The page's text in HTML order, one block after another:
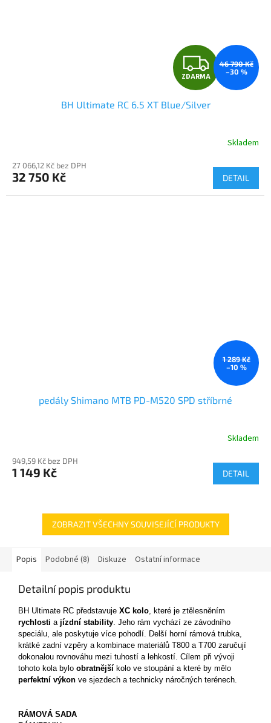
Z
D
A
M
A
ZDARMA
46 790 Kč
–30 %
BH Ultimate RC 6.5 XT Blue/Silver
Skladem
27 066,12 Kč bez DPH
32 750 Kč DETAIL
1 289 Kč
–10 %
pedály Shimano MTB PD-M520 SPD stříbrné
Skladem
949,59 Kč bez DPH
1 149 Kč DETAIL
ZOBRAZIT VŠECHNY SOUVISEJÍCÍ PRODUKTY
Popis Podobné (8) Diskuze Ostatní informace
Detailní popis produktu
BH Ultimate RC představuje XC kolo, které je ztělesněním
rychlosti a jízdní stability. Jeho rám vychází ze závodního
speciálu, ale poskytuje více pohodlí. Delší horní rámová trubka,
krátké zadní vzpěry a kombinace materiálů T800 a T700 zaručují
dokonalou rovnováhu mezi tuhostí a lehkostí. Cílem při vývoji
tohoto kola bylo obratnější kolo ve stoupání a které by mělo
perfektní výkon ve sjezdech a technicky náročných terénech.
RÁMOVÁ SADA